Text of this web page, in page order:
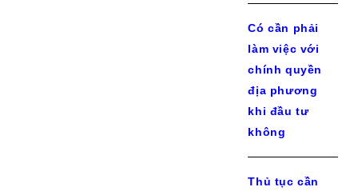
Có cần phải
làm việc với
chính quyền
địa phương
khi đầu tư
không
Thủ tục cần